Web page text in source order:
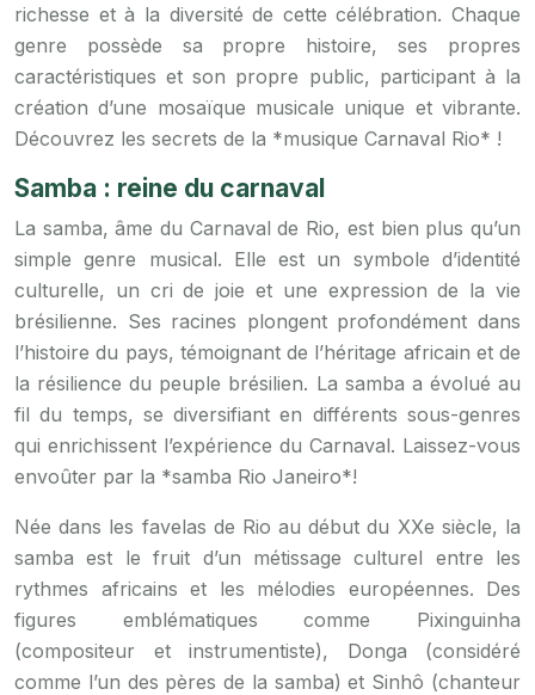
richesse et à la diversité de cette célébration. Chaque
genre possède sa propre histoire, ses propres
caractéristiques et son propre public, participant à la
création d’une mosaïque musicale unique et vibrante.
Découvrez les secrets de la *musique Carnaval Rio* !
Samba : reine du carnaval
La samba, âme du Carnaval de Rio, est bien plus qu’un
simple genre musical. Elle est un symbole d’identité
culturelle, un cri de joie et une expression de la vie
brésilienne. Ses racines plongent profondément dans
l’histoire du pays, témoignant de l’héritage africain et de
la résilience du peuple brésilien. La samba a évolué au
fil du temps, se diversifiant en différents sous-genres
qui enrichissent l’expérience du Carnaval. Laissez-vous
envoûter par la *samba Rio Janeiro*!
Née dans les favelas de Rio au début du XXe siècle, la
samba est le fruit d’un métissage culturel entre les
rythmes africains et les mélodies européennes. Des
figures emblématiques comme Pixinguinha
(compositeur et instrumentiste), Donga (considéré
comme l’un des pères de la samba) et Sinhô (chanteur